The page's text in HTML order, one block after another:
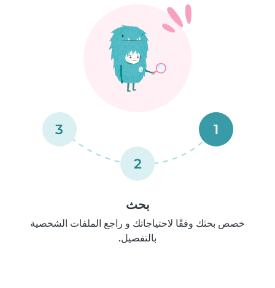
1
2
3
بحث
خصص بحثك وفقًا لاحتياجاتك و راجع الملفات الشخصية
بالتفصيل.